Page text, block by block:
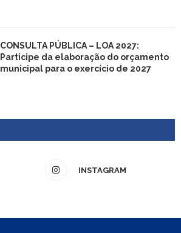
CONSULTA PÚBLICA – LOA 2027:
Participe da elaboração do orçamento
municipal para o exercício de 2027
INSTAGRAM